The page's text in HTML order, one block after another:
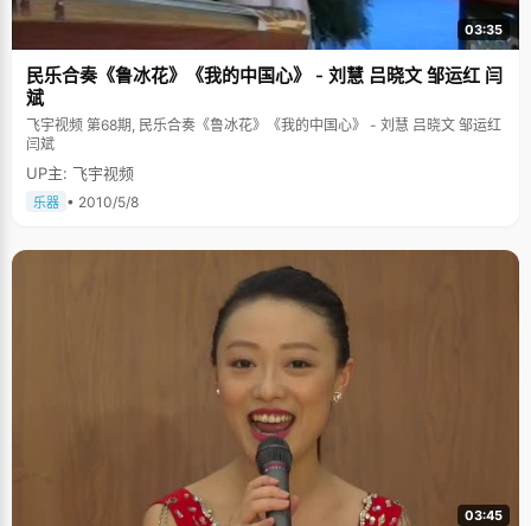
03:35
民乐合奏《鲁冰花》《我的中国心》 - 刘慧 吕晓文 邹运红 闫
斌
飞宇视频 第68期, 民乐合奏《鲁冰花》《我的中国心》 - 刘慧 吕晓文 邹运红
闫斌
UP主: 飞宇视频
乐器 • 2010/5/8
03:45